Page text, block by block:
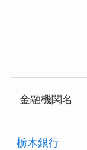
金融機関名
栃木銀行